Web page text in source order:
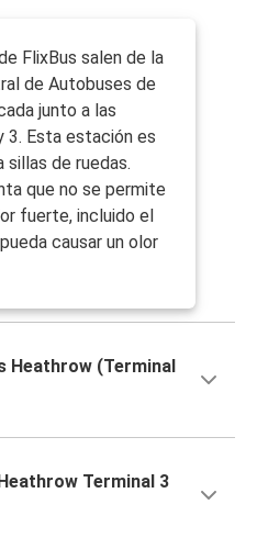
FlixBus salen de la
de Autobuses de
junto a las
3. Esta estación es
sillas de ruedas.
que no se permite
fuerte, incluido el
causar un olor
Heathrow (Terminal
Terminal 3